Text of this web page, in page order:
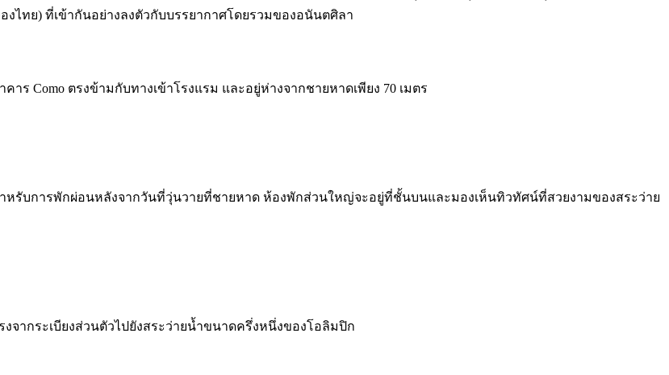
ไทย) ที่เข้ากันอย่างลงตัวกับบรรยากาศโดยรวมของอนันตศิลา
าร Como ตรงข้ามกับทางเข้าโรงแรม และอยู่ห่างจากชายหาดเพียง 70 เมตร
หรับการพักผ่อนหลังจากวันที่วุ่นวายที่ชายหาด ห้องพักส่วนใหญ่จะอยู่ที่ชั้นบนและมองเห็นทิวทัศน์ที่สวยงามของสระว่าย
จากระเบียงส่วนตัวไปยังสระว่ายน้ำขนาดครึ่งหนึ่งของโอลิมปิก